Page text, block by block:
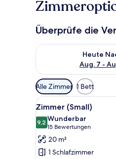
Überprüfe die
Heute
Aug. 7 -
Überprüfe die
Verfügbare
Filter
für
Zimmer
Alle Zimmer 1 Bett
Alle
Fotos
für
Zimmer
(Small)
4
Zimmer (Small)
9,29,2 von 10
Wunderbar
15 Bewertungen
(15
Bewertungen)
20 m²
1 Schlafzimmer